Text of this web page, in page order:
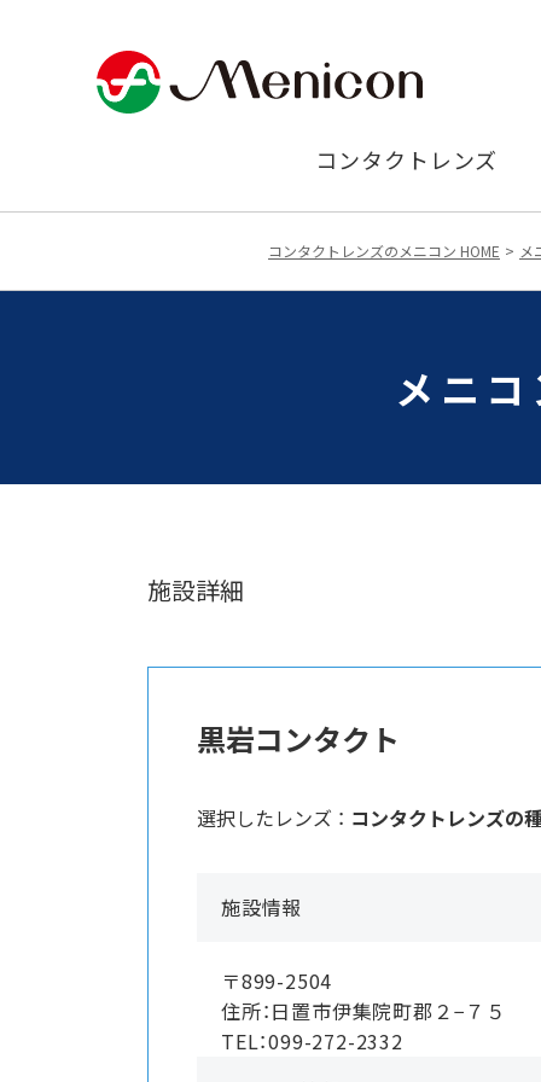
コンタクトレンズ
コンタクトレンズのメニコン HOME メ
メニ
施設詳細
黒岩コンタクト
選択したレンズ ： コンタクトレンズの
施設情報
〒899-2504
住所：日置市伊集院町郡２−７５
TEL：099-272-2332